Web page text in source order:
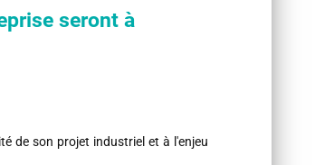
seront à
de son projet industriel et à l'enjeu